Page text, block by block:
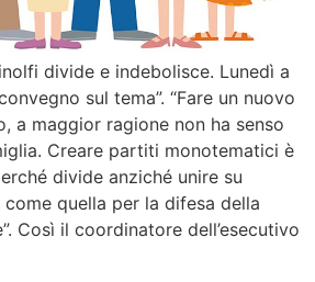
divide e indebolisce. Lunedì a
sul tema”. “Fare un nuovo
a maggior ragione non ha senso
Creare partiti monotematici è
divide anziché unire su
quella per la difesa della
Così il coordinatore dell’esecutivo